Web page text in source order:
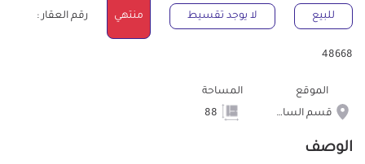
للبيع لا يوجد تقسيط منتهي رقم العقار :
48668
الموقع
قسم الساحل الشمالى
المساحة
الوصف